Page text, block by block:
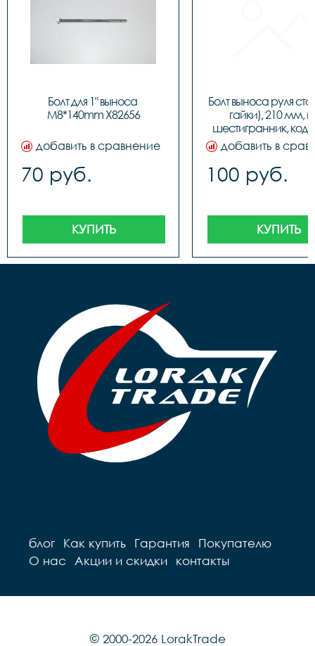
Болт для 1" выноса
M8*140mm Х82656
добавить в сравнение
70 руб.
КУПИТЬ
Болт выноса руля
гайки), 210 мм,
шестигранник, код
добавить в
100 руб.
КУПИТЬ
блог Как купить Гарантия
Покупателю
О нас
Акции и скидки контакты
© 2000-2026 LorakTrade